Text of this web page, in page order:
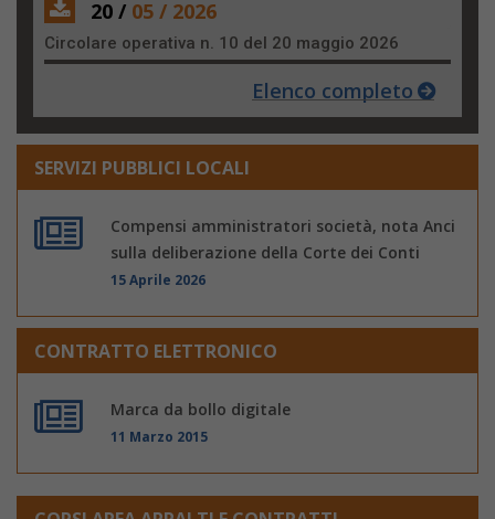
20 / 05 / 2026
Circolare operativa n. 10 del 20 maggio 2026
Elenco completo
SERVIZI PUBBLICI LOCALI
Compensi amministratori società, nota Anci
sulla deliberazione della Corte dei Conti
15 Aprile 2026
CONTRATTO ELETTRONICO
Marca da bollo digitale
11 Marzo 2015